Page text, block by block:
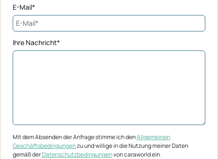
E-Mail*
Ihre Nachricht*
Mit dem Absenden der Anfrage stimme ich denAllgemeinen
Geschäftsbedingungenzu und willige in die Nutzung meiner Daten
gemäß derDatenschutzbedingungenvon caraworld ein